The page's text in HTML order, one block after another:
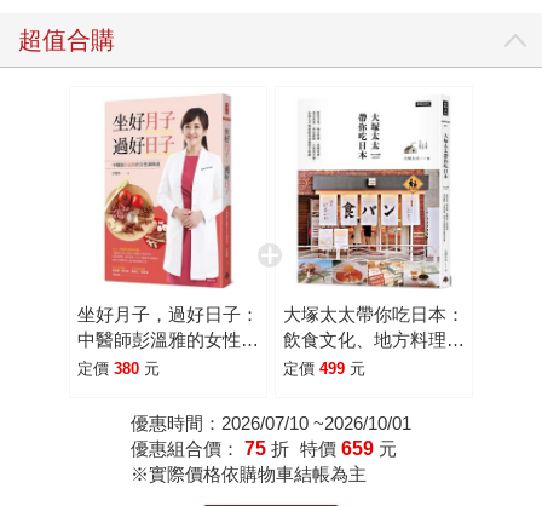
超值合購
坐好月子，過好日子：
中醫師彭溫雅的女性調
理書
定價 380 元
大塚太太帶你吃日本：
飲食文化、地方料理、
星級食材 、巷弄美
手禮，在地人才知道的
美食秘境全收錄。
定價 499 元
優惠時間：2026/07/10 ~2026/10/01
優惠組合價： 75 折 特價 659 元
※實際價格依購物車結帳為主